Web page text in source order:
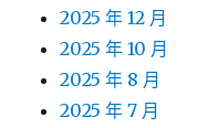
2025 年 12 月
2025 年 10 月
2025 年 8 月
2025 年 7 月